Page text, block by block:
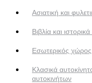
Ασιατική και
Βιβλία και
Εσωτερικός
Κλασικά
αυτοκινήτων